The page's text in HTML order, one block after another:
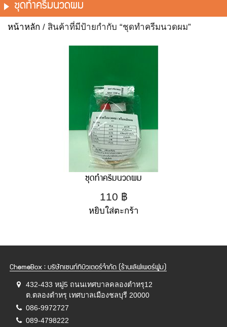
ชุดทำครีมนวดผม
หน้าหลัก / สินค้าที่มีป้ายกำกับ “ชุดทำครีมนวดผม”
ชุดทำครีมนวดผม
110 ฿
หยิบใส่ตะกร้า
ChemeBox : บริษัทเซนท์ทิบิวเตอร์จำกัด (ร้านเลิฟเพอร์ฟูม)
432-433 หมู่5 ถนนเทศบาลคลองตำหรุ12
ต.ตลองตำหรุ เทศบาลเมืองชลบุรี 20000
086-9972727
089-4798222